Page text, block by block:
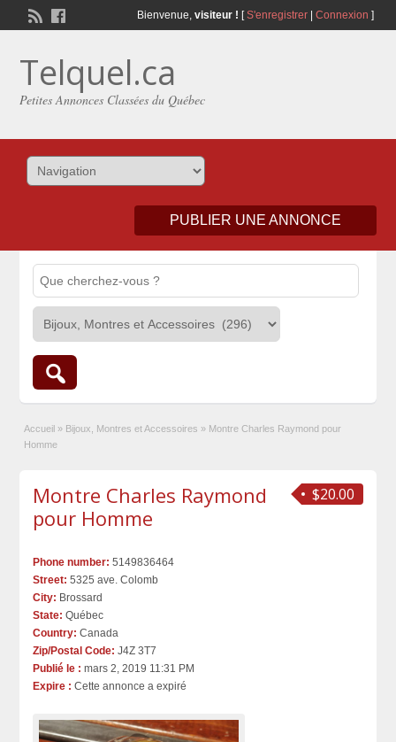
Bienvenue, visiteur ! [S'enregistrer| Connexion ]
Telquel.ca
Petites Annonces Classées du Québec
PUBLIER UNE ANNONCE
Accueil » Bijoux, Montres et Accessoires » Montre Charles Raymond pour
Homme
$20.00
Montre Charles Raymond
pour Homme
Phone number: 5149836464
Street: 5325 ave. Colomb
City: Brossard
State: Québec
Country: Canada
Zip/Postal Code: J4Z 3T7
Publié le : mars 2, 2019 11:31 PM
Expire : Cette annonce a expiré